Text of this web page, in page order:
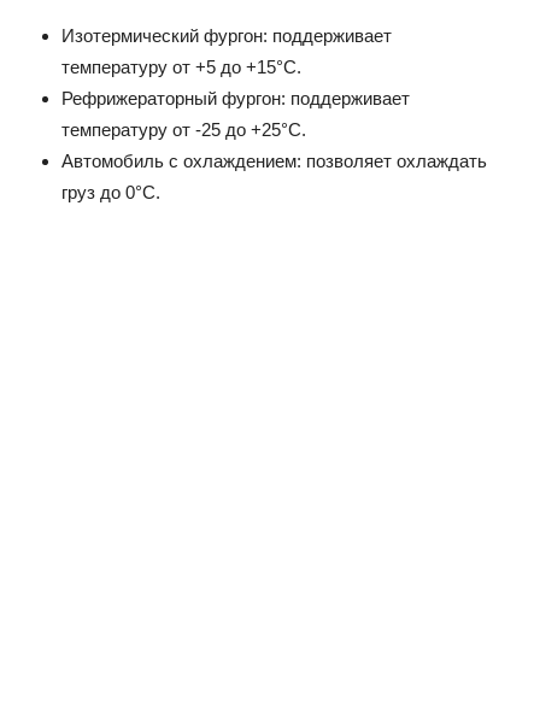
Изотермический фургон: поддерживает
температуру от +5 до +15°C.
Рефрижераторный фургон: поддерживает
температуру от -25 до +25°C.
Автомобиль с охлаждением: позволяет охлаждать
груз до 0°C.